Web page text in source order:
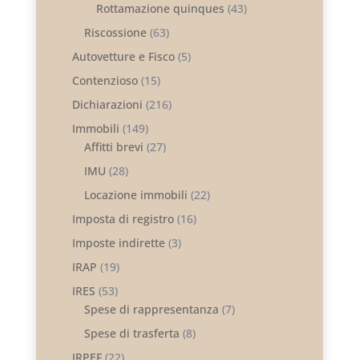
Rottamazione quinques (43)
Riscossione(63)
Autovetture e Fisco(5)
Contenzioso(15)
Dichiarazioni (216)
Immobili (149)
Affitti brevi (27)
IMU (28)
Locazione immobili (22)
Imposta di registro(16)
Imposte indirette(3)
IRAP (19)
IRES (53)
Spese di rappresentanza (7)
Spese di trasferta (8)